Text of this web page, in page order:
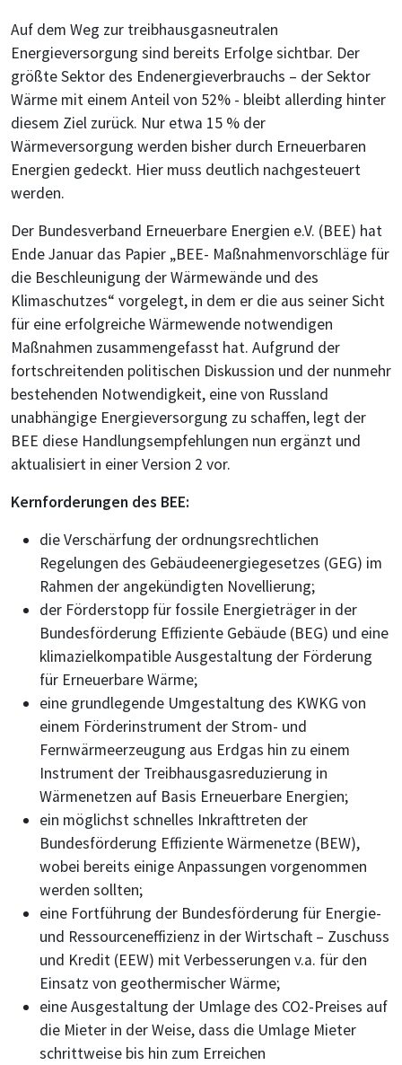
Auf dem Weg zur treibhausgasneutralen
Energieversorgung sind bereits Erfolge sichtbar. Der
größte Sektor des Endenergieverbrauchs – der Sektor
Wärme mit einem Anteil von 52% - bleibt allerding hinter
diesem Ziel zurück. Nur etwa 15 % der
Wärmeversorgung werden bisher durch Erneuerbaren
Energien gedeckt. Hier muss deutlich nachgesteuert
werden.
Der Bundesverband Erneuerbare Energien e.V. (BEE) hat
Ende Januar das Papier „BEE- Maßnahmenvorschläge für
die Beschleunigung der Wärmewände und des
Klimaschutzes“ vorgelegt, in dem er die aus seiner Sicht
für eine erfolgreiche Wärmewende notwendigen
Maßnahmen zusammengefasst hat. Aufgrund der
fortschreitenden politischen Diskussion und der nunmehr
bestehenden Notwendigkeit, eine von Russland
unabhängige Energieversorgung zu schaffen, legt der
BEE diese Handlungsempfehlungen nun ergänzt und
aktualisiert in einer Version 2 vor.
Kernforderungen des BEE:
die Verschärfung der ordnungsrechtlichen
Regelungen des Gebäudeenergiegesetzes (GEG) im
Rahmen der angekündigten Novellierung;
der Förderstopp für fossile Energieträger in der
Bundesförderung Effiziente Gebäude (BEG) und eine
klimazielkompatible Ausgestaltung der Förderung
für Erneuerbare Wärme;
eine grundlegende Umgestaltung des KWKG von
einem Förderinstrument der Strom- und
Fernwärmeerzeugung aus Erdgas hin zu einem
Instrument der Treibhausgasreduzierung in
Wärmenetzen auf Basis Erneuerbare Energien;
ein möglichst schnelles Inkrafttreten der
Bundesförderung Effiziente Wärmenetze (BEW),
wobei bereits einige Anpassungen vorgenommen
werden sollten;
eine Fortführung der Bundesförderung für Energie-
und Ressourceneffizienz in der Wirtschaft – Zuschuss
und Kredit (EEW) mit Verbesserungen v.a. für den
Einsatz von geothermischer Wärme;
eine Ausgestaltung der Umlage des CO2-Preises auf
die Mieter in der Weise, dass die Umlage Mieter
schrittweise bis hin zum Erreichen